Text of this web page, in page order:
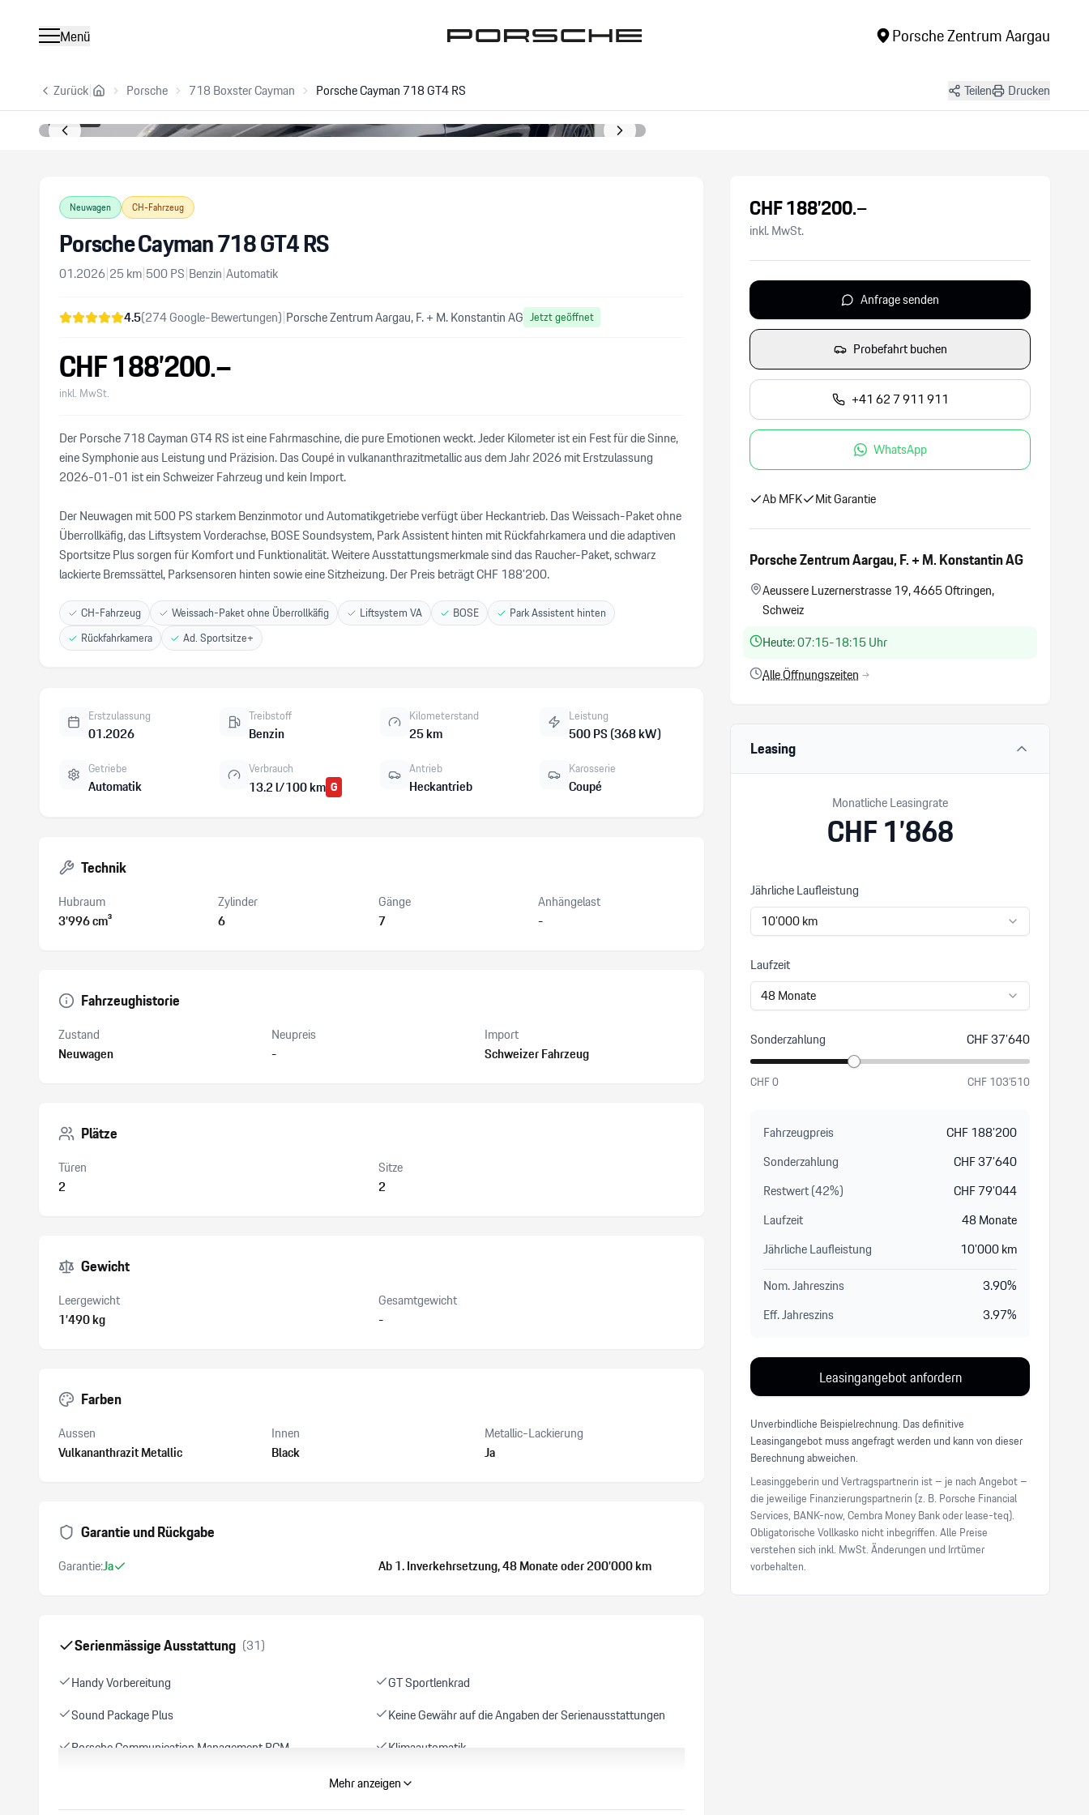
Menü Porsche Zentrum Aargau
Zurück| Porsche 718 Boxster Cayman Porsche Cayman 718 GT4 RS Teilen
Drucken
1/15
Neuwagen CH-Fahrzeug
Porsche Cayman 718 GT4 RS
01.2026|25km|500PS|Benzin|Automatik
4.5(274Google-Bewertungen)|Porsche Zentrum Aargau, F. + M. Konstantin AG Jetzt geöffnet
CHF188’200.–
inkl. MwSt.
Der Porsche 718 Cayman GT4 RS ist eine Fahrmaschine, die pure Emotionen weckt. Jeder Kilometer ist ein Fest für die Sinne,
eine Symphonie aus Leistung und Präzision. Das Coupé in vulkananthrazitmetallic aus dem Jahr 2026 mit Erstzulassung
2026-01-01 ist ein Schweizer Fahrzeug und kein Import.
Der Neuwagen mit 500 PS starkem Benzinmotor und Automatikgetriebe verfügt über Heckantrieb. Das Weissach-Paket ohne
Überrollkäfig, das Liftsystem Vorderachse, BOSE Soundsystem, Park Assistent hinten mit Rückfahrkamera und die adaptiven
Sportsitze Plus sorgen für Komfort und Funktionalität. Weitere Ausstattungsmerkmale sind das Raucher-Paket, schwarz
lackierte Bremssättel, Parksensoren hinten sowie eine Sitzheizung. Der Preis beträgt CHF 188'200.
CH-Fahrzeug Weissach-Paket ohne Überrollkäfig Liftsystem VA BOSE
Park Assistent hinten
Rückfahrkamera
Ad. Sportsitze+
Erstzulassung
01.2026
Treibstoff
Benzin
Kilometerstand
25 km
Leistung
500 PS (368 kW)
Getriebe
Automatik
Verbrauch
13.2 l/100 km G
Antrieb
Heckantrieb
Karosserie
Coupé
Technik
Hubraum
3’996 cm³
Zylinder
6
Gänge
7
Anhängelast
-
Fahrzeughistorie
Zustand
Neuwagen
Neupreis
-
Import
Schweizer Fahrzeug
Plätze
Türen
2
Sitze
2
Gewicht
Leergewicht
1’490 kg
Gesamtgewicht
-
Farben
Aussen
Vulkananthrazit Metallic
Innen
Black
Metallic-Lackierung
Ja
Garantie und Rückgabe
Garantie:Ja Ab 1. Inverkehrsetzung, 48 Monateoder 200’000 km
Serienmässige Ausstattung (31)
Handy Vorbereitung
GT Sportlenkrad
Sound Package Plus
Keine Gewähr auf die Angaben der Serienausstattungen
Porsche Communication Management PCM
Klimaautomatik
Reifendruck-Kontrollsystem RDK
Mehr anzeigen
CHF188’200.–
inkl. MwSt.
Anfrage senden
Probefahrt buchen
+41 62 7 911 911
WhatsApp
Ab MFK Mit Garantie
Porsche Zentrum Aargau, F. + M. Konstantin AG
Aeussere Luzernerstrasse 19, 4665 Oftringen,
Schweiz
Heute:07:15-18:15 Uhr
Alle Öffnungszeiten →
Leasing
Monatliche Leasingrate
CHF1’868
Jährliche Laufleistung
10’000km
Laufzeit
48Monate
Sonderzahlung CHF37’640
CHF0 CHF103’510
Fahrzeugpreis CHF188’200
Sonderzahlung
CHF37’640
Restwert (42%) CHF79’044
Laufzeit
48Monate
Jährliche Laufleistung
10’000km
Nom. Jahreszins
3.90%
Eff. Jahreszins
3.97%
Leasingangebot anfordern
Unverbindliche Beispielrechnung. Das definitive
Leasingangebot muss angefragt werden und kann von dieser
Berechnung abweichen.
Leasinggeberin und Vertragspartnerin ist – je nach Angebot –
die jeweilige Finanzierungspartnerin (z. B. Porsche Financial
Services, BANK-now, Cembra Money Bank oder lease-teq).
Obligatorische Vollkasko nicht inbegriffen. Alle Preise
verstehen sich inkl. MwSt. Änderungen und Irrtümer
vorbehalten.